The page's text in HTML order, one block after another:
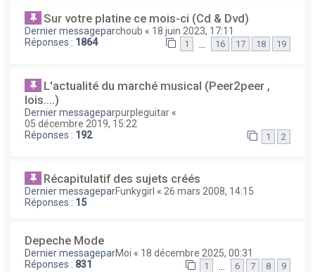
Sur votre platine ce mois-ci (Cd & Dvd)
Dernier messageparchoub « 18 juin 2023, 17:11
Réponses : 1864 1 16 17 18 19
L'actualité du marché musical (Peer2peer ,
lois....)
Dernier messageparpurpleguitar «
05 décembre 2019, 15:22
Réponses : 192 1 2
Récapitulatif des sujets créés
Dernier messageparFunkygirl « 26 mars 2008, 14:15
Réponses : 15
Depeche Mode
Dernier messageparMoi « 18 décembre 2025, 00:31
Réponses : 831 1 6 7 8 9